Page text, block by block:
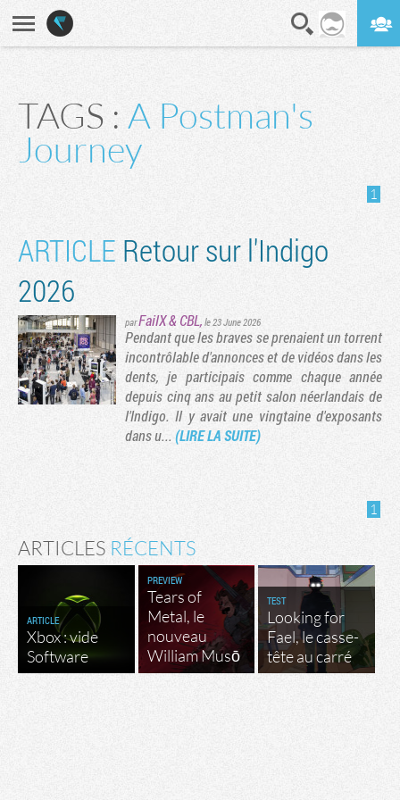
TAGS : A Postman's
Journey
1
ARTICLE Retour sur l'Indigo
2026
parFailX&CBL, le 23 June 2026
Pendant que les braves se prenaient un torrent
incontrôlable d'annonces et de vidéos dans les
dents, je participais comme chaque année
depuis cinq ans au petit salon néerlandais de
l'Indigo. Il y avait une vingtaine d'exposants
dans u... (LIRE LA SUITE)
1
ARTICLES RÉCENTS
ARTICLE
Xbox : vide
Software
PREVIEW
Tears of
Metal, le
nouveau
William Musō
TEST
Looking for
Fael, le casse-
tête au carré
Tribune